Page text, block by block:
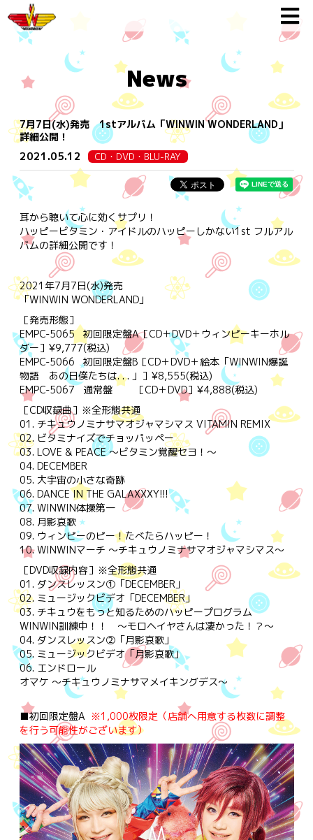
News
7月7日(水)発売 1stアルバム「WINWIN WONDERLAND」
詳細公開！
2021.05.12 CD・DVD・BLU-RAY
耳から聴いて心に効くサプリ！
ハッピービタミン・アイドルのハッピーしかない1st フルアル
バムの詳細公開です！
2021年7月7日(水)発売
「WINWIN WONDERLAND」
［発売形態］
EMPC-5065 初回限定盤A［CD＋DVD＋ウィンピーキーホル
ダー］¥9,777(税込)
EMPC-5066 初回限定盤B［CD＋DVD＋絵本「WINWIN爆誕
物語 あの日僕たちは. . . 」］¥8,555(税込)
EMPC-5067 通常盤 ［CD＋DVD］¥4,888(税込)
［CD収録曲］※全形態共通
01. チキュウノミナサマオジャマシマス VITAMIN REMIX
02. ビタミナイズでチョッパッペー
03. LOVE & PEACE ～ビタミン覚醒セヨ！～
04. DECEMBER
05. 大宇宙の小さな奇跡
06. DANCE IN THE GALAXXXY!!!
07. WINWIN体操第一
08. 月影哀歌
09. ウィンピーのピー！たべたらハッピー！
10. WINWINマーチ ～チキュウノミナサマオジャマシマス～
［DVD収録内容］※全形態共通
01. ダンスレッスン①「DECEMBER」
02. ミュージックビデオ「DECEMBER」
03. チキュウをもっと知るためのハッピープログラム
WINWIN訓練中！！ ～モロヘイヤさんは凄かった！？～
04. ダンスレッスン②「月影哀歌」
05. ミュージックビデオ「月影哀歌」
06. エンドロール
オマケ ～チキュウノミナサマメイキングデス～
■初回限定盤A ※1,000枚限定（店舗へ用意する枚数に調整
を行う可能性がございます）